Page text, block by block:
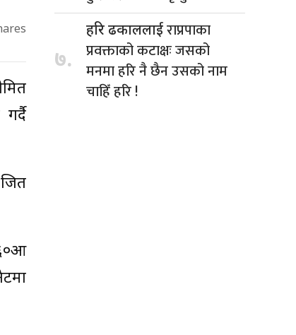
७.
हरि ढकाललाईराप्रपाका
प्रवक्ताको कटाक्षः जसको
मनमा हरि नै छैन उसको नाम
चाहिँ हरि !